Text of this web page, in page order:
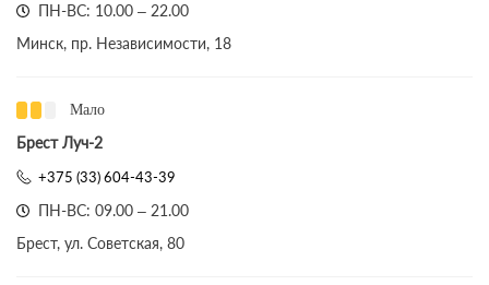
ПН-ВС: 10.00 – 22.00
Минск, пр. Независимости, 18
Мало
Брест Луч-2
+375 (33) 604-43-39
ПН-ВС: 09.00 – 21.00
Брест, ул. Советская, 80